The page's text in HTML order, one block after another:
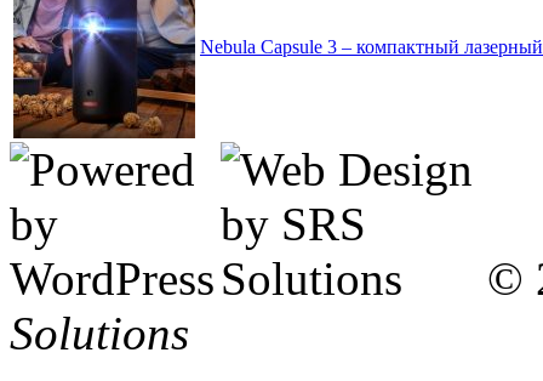
Nebula Capsule 3 – компактный
©
Solutions